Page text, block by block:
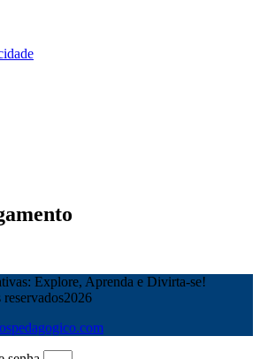
Explore, Aprenda e Divirta-se!